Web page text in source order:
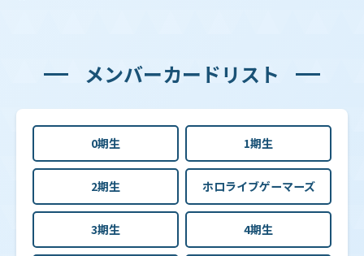
メンバーカードリスト
0期生 1期生
2期生 ホロライブゲーマーズ
3期生 4期生